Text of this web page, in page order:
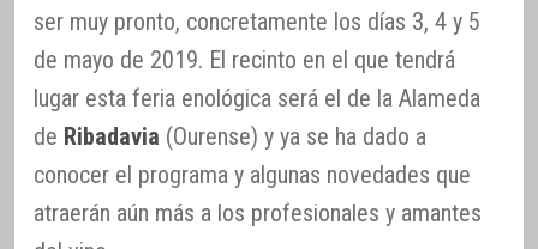
ser muy pronto, concretamente los días 3, 4 y 5
de mayo de 2019. El recinto en el que tendrá
lugar esta feria enológica será el de la Alameda
de Ribadavia (Ourense) y ya se ha dado a
conocer el programa y algunas novedades que
atraerán aún más a los profesionales y amantes